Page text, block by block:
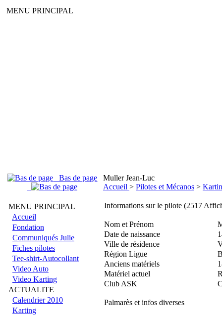
MENU PRINCIPAL
Bas de page
MENU PRINCIPAL
Accueil
Fondation
Communiqués Julie
Fiches pilotes
Tee-shirt-Autocollant
Video Auto
Video Karting
ACTUALITE
Calendrier 2010
Karting
Muller Jean-Luc
Accueil > Pilotes et Mécanos >
Informations sur le pilote (2517
Nom et Prénom
Date de naissance
Ville de résidence
Région Ligue
Anciens matériels
Matériel actuel
Club ASK
Palmarès et infos diverses